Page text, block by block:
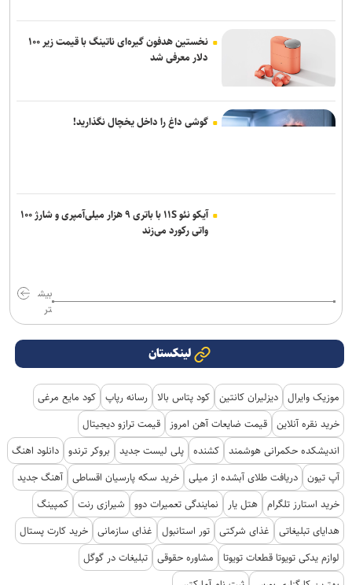
نخستین هدفون گیره‌ای ناتینگ با قیمت زیر ۱۰۰
دلار معرفی شد
گوشی داغ را داخل یخچال نگذارید!
آیکو نئو ۱۱S با باتری ۹ هزار میلی‌آمپری و شارژ ۱۰۰
واتی رکورد می‌زند
بیش
تر
لینکستان
موزیک وایرال دیزلیران کانتین کود پتاس بالا رسانه رپاپ کود مایع مرغی
خرید نقره آنلاین قیمت ضایعات آهن امروز
قیمت ترازو دیجیتال
اندیشکده حکمرانی هوشمند کشنده پلی لیست جدید بروکر ترندو دانلود اهنگ
آپ تیون دریافت طلای آبشده از میلی خرید سکه پارسیان اقساطی آهنگ جدید
خرید استارز تلگرام هتل یار نمایندگی تعمیرات دوو شیرازی رنت کمپینگ
هدایای تبلیغاتی
غذای شرکتی تور استانبول غذای سازمانی خرید کارت پستال
لوازم یدکی تویوتا قطعات تویوتا
مشاوره حقوقی تبلیغات در گوگل